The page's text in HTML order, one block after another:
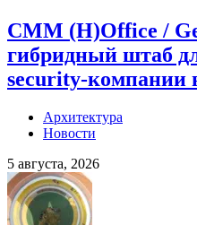
CMM (H)Office /
гибридный штаб
security-компании
Архитектура
Новости
5 августа, 2026